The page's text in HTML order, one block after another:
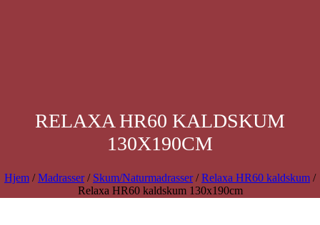
RELAXA HR60 KALDSKUM
130X190CM
Hjem /Madrasser/ Skum/Naturmadrasser/Relaxa HR60 kaldskum /
Relaxa HR60 kaldskum 130x190cm